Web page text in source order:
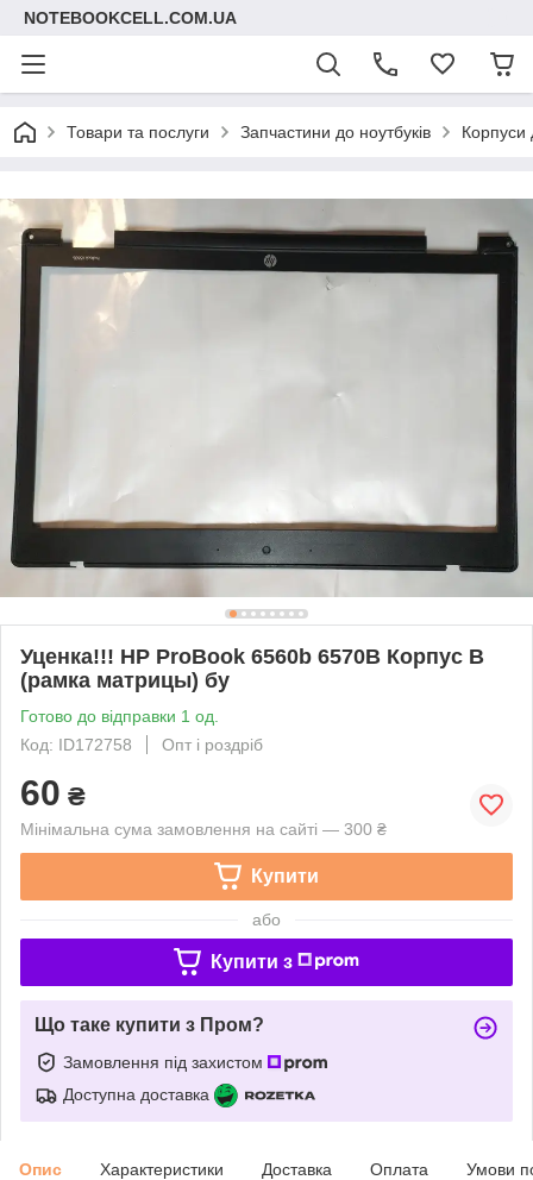
NOTEBOOKCELL.COM.UA
Товари та послуги Запчастини до ноутбуків Корпуси
Уценка!!! HP ProBook 6560b 6570B Корпус B
(рамка матрицы) бу
Готово до відправки 1 од.
Код: ID172758
Опт і роздріб
60 ₴
Мінімальна сума замовлення на сайті — 300 ₴
Купити
або
Купити з
Що таке купити з Пром?
Замовлення під захистом
Доступна доставка
Опис Характеристики Доставка Оплата Умови